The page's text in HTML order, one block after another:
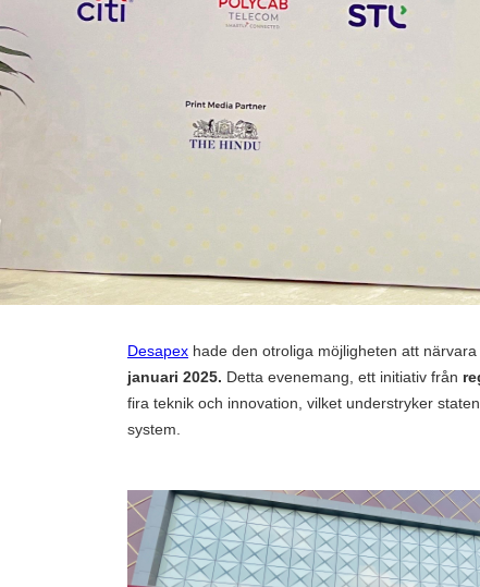
March 24, 2025
Desapex hade den otroliga möjligheten att
januari 2025. Detta evenemang, ett initiativ från
fira teknik och innovation, vilket understryker
system.